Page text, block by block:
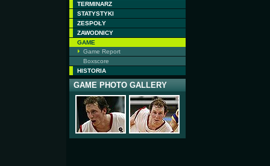
TERMINARZ
STATYSTYKI
ZESPOŁY
ZAWODNICY
GAME
Game Report
Boxscore
HISTORIA
GAME PHOTO GALLERY